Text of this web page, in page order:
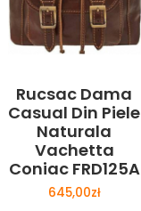
Rucsac Dama
Casual Din Piele
Naturala
Vachetta
Coniac FRD125A
645,00zł